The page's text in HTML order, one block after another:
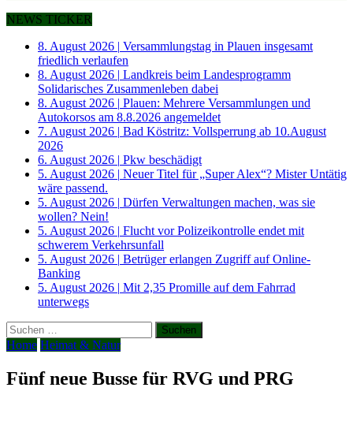
NEWS TICKER
8. August 2026 | Versammlungstag in Plauen insgesamt
friedlich verlaufen
8. August 2026 | Landkreis beim Landesprogramm
Solidarisches Zusammenleben dabei
8. August 2026 | Plauen: Mehrere Versammlungen und
Autokorsos am 8.8.2026 angemeldet
7. August 2026 | Bad Köstritz: Vollsperrung ab 10.August
2026
6. August 2026 | Pkw beschädigt
5. August 2026 | Neuer Titel für „Super Alex“? Mister Untätig
wäre passend.
5. August 2026 | Dürfen Verwaltungen machen, was sie
wollen? Nein!
5. August 2026 | Flucht vor Polizeikontrolle endet mit
schwerem Verkehrsunfall
5. August 2026 | Betrüger erlangen Zugriff auf Online-
Banking
5. August 2026 | Mit 2,35 Promille auf dem Fahrrad
unterwegs
Suchen
nach:
Home Heimat & Natur
Fünf neue Busse für RVG und PRG